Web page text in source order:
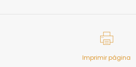
Imprimir página